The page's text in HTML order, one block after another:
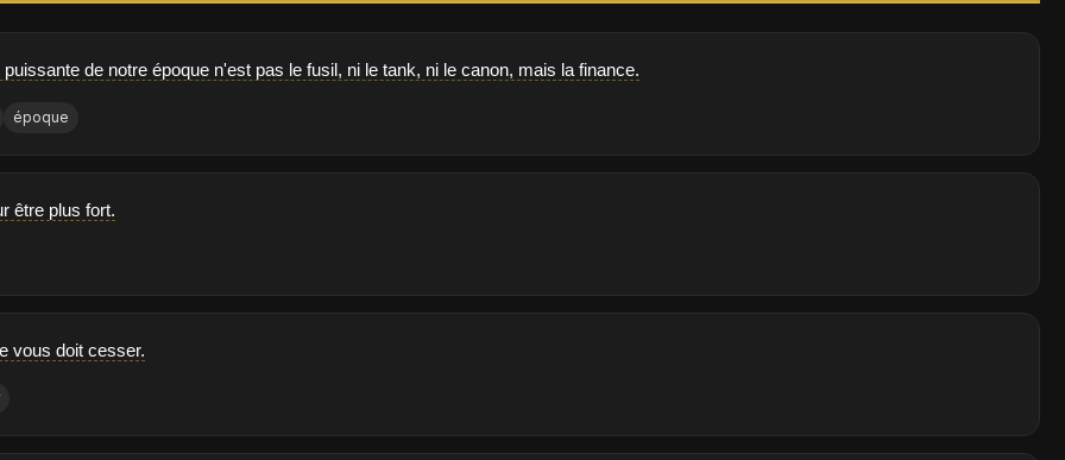
de notre époque n'est pas le fusil, ni le tank, ni le canon, mais la finance.
époque
être plus fort.
vous doit cesser.